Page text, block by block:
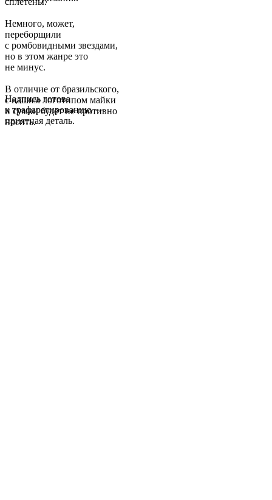
Немного, может,
переборщили
с ромбовидными звездами,
но в этом жанре это
не минус.
В отличие от бразильского,
с нашим логотипом майки
и сумки будет не противно
носить.
Надпись готова
к трафаретированию —
приятная деталь.